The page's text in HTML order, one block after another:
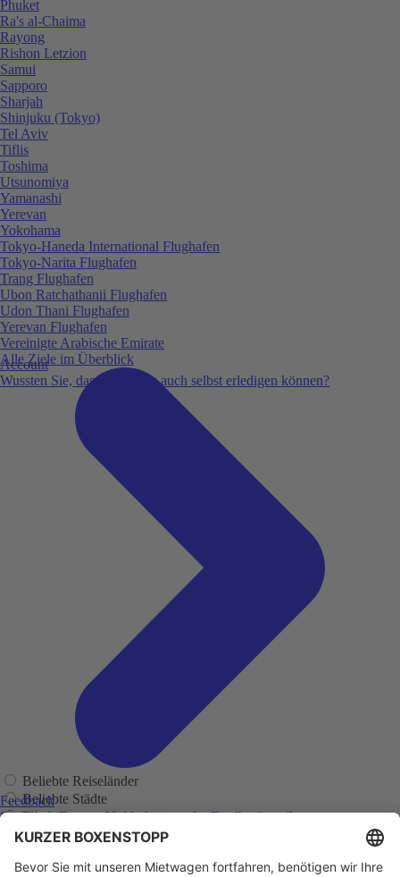
Account
Wussten Sie, dass Sie vieles auch selbst erledigen können?
Feedback
Sie haben Fragen, Unklarheiten oder Feedback zu ihrer
zurückliegenden Buchung?
Phuket
Ra's al-Chaima
Rayong
Rishon Letzion
Samui
Sapporo
Sharjah
Shinjuku (Tokyo)
Tel Aviv
Tiflis
Toshima
Utsunomiya
Yamanashi
Yerevan
Yokohama
Tokyo-Haneda International Flughafen
Tokyo-Narita Flughafen
Trang Flughafen
Ubon Ratchathanii Flughafen
Udon Thani Flughafen
Yerevan Flughafen
Vereinigte Arabische Emirate
Alle Ziele im Überblick
Beliebte Reiseländer
Beliebte Städte
Flughäfen
Regionen
Adelaide Flughafen